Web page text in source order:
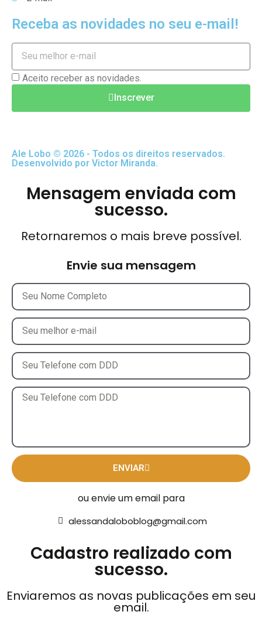
Receba as novidades no seu e-mail!
Aceito receber as novidades.
Inscrever
Ale Lobo © 2026 - Todos os direitos reservados.
Desenvolvido por Victor Miranda.
Mensagem enviada com
sucesso.
Retornaremos o mais breve possível.
Envie sua mensagem
ENVIAR
ou envie um email para
alessandaloboblog@gmail.com
Cadastro realizado com
sucesso.
Enviaremos as novas publicações em seu
email.